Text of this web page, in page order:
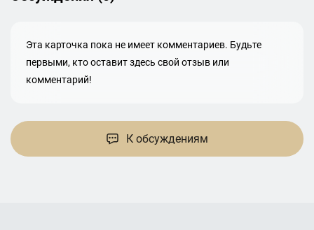
Эта карточка пока не имеет комментариев. Будьте
первыми, кто оставит здесь свой отзыв или
комментарий!
К обсуждениям